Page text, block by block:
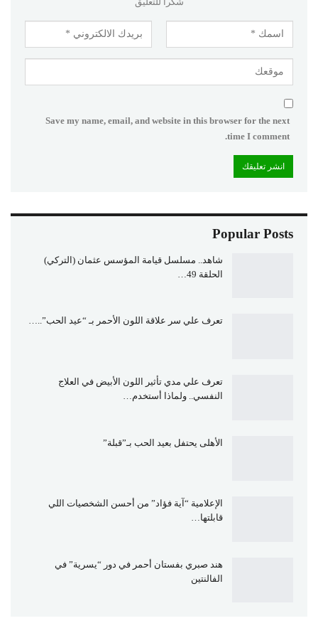
Save my name, email, and website in this browser for the next
time I comment.
Popular Posts
شاهد.. مسلسل قيامة المؤسس عثمان (التركي)
الحلقة 49…
تعرف علي سر علاقة اللون الأحمر بـ “عيد الحب”..…
تعرف علي مدي تأثير اللون الأبيض في العلاج
النفسي.. ولماذا أستخدم…
الأهلى يحتفل بعيد الحب بـ”قبلة”
الإعلامية “آية فؤاد” من أحسن الشخصيات اللي
قابلتها…
هند صبري بفستان أحمر في دور “يسرية” في
الفالنتين